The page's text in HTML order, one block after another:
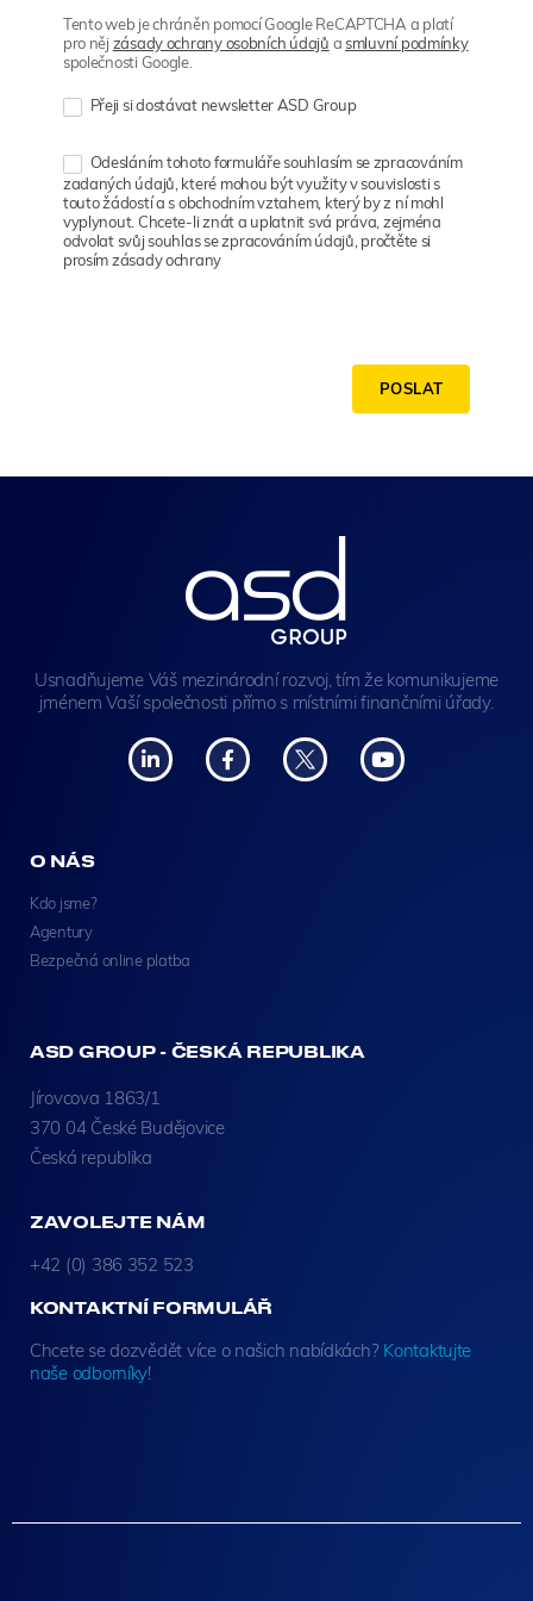
Tento web je chráněn pomocí Google ReCAPTCHA a platí
pro nějzásady ochrany osobních údajů asmluvní podmínky
společnosti Google.
Přeji si dostávat newsletter ASD Group
Odesláním tohoto formuláře souhlasím se zpracováním
zadaných údajů, které mohou být využity v souvislosti s
touto žádostí a s obchodním vztahem, který by z ní mohl
vyplynout. Chcete-li znát a uplatnit svá práva, zejména
odvolat svůj souhlas se zpracováním údajů, pročtěte si
prosím zásady ochrany
POSLAT
Usnadňujeme Váš mezinárodní rozvoj, tím že komunikujeme
jménem Vaší společnosti přímo s místními finančními úřady.
O NÁS
Kdo jsme?
Agentury
Bezpečná online platba
ASD GROUP - ČESKÁ REPUBLIKA
Jírovcova 1863/1
370 04 České Budějovice
Česká republika
ZAVOLEJTE NÁM
+42 (0) 386 352 523
KONTAKTNÍ FORMULÁŘ
Chcete se dozvědět více o našich nabídkách? Kontaktujte
naše odborníky!